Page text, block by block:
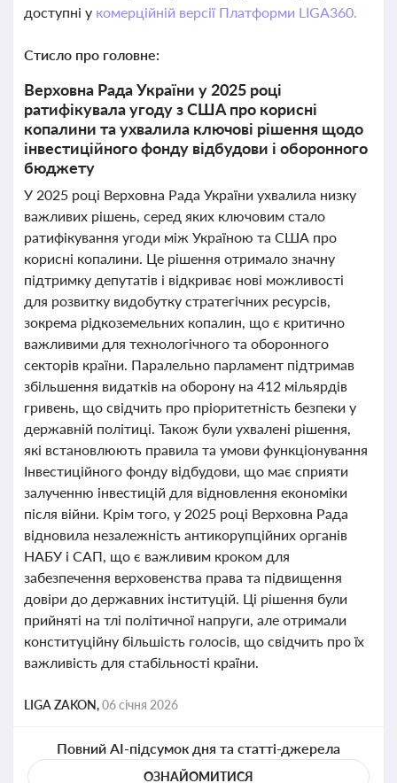
доступні у комерційній версії Платформи LIGA360.
Стисло про головне:
Верховна Рада України у 2025 році
ратифікувала угоду з США про корисні
копалини та ухвалила ключові рішення щодо
інвестиційного фонду відбудови і оборонного
бюджету
У 2025 році Верховна Рада України ухвалила низку
важливих рішень, серед яких ключовим стало
ратифікування угоди між Україною та США про
корисні копалини. Це рішення отримало значну
підтримку депутатів і відкриває нові можливості
для розвитку видобутку стратегічних ресурсів,
зокрема рідкоземельних копалин, що є критично
важливими для технологічного та оборонного
секторів країни. Паралельно парламент підтримав
збільшення видатків на оборону на 412 мільярдів
гривень, що свідчить про пріоритетність безпеки у
державній політиці. Також були ухвалені рішення,
які встановлюють правила та умови функціонування
Інвестиційного фонду відбудови, що має сприяти
залученню інвестицій для відновлення економіки
після війни. Крім того, у 2025 році Верховна Рада
відновила незалежність антикорупційних органів
НАБУ і САП, що є важливим кроком для
забезпечення верховенства права та підвищення
довіри до державних інституцій. Ці рішення були
прийняті на тлі політичної напруги, але отримали
конституційну більшість голосів, що свідчить про їх
важливість для стабільності країни.
LIGA ZAKON,06 січня 2026
Повний AI-підсумок дня та статті-джерела
ОЗНАЙОМИТИСЯ